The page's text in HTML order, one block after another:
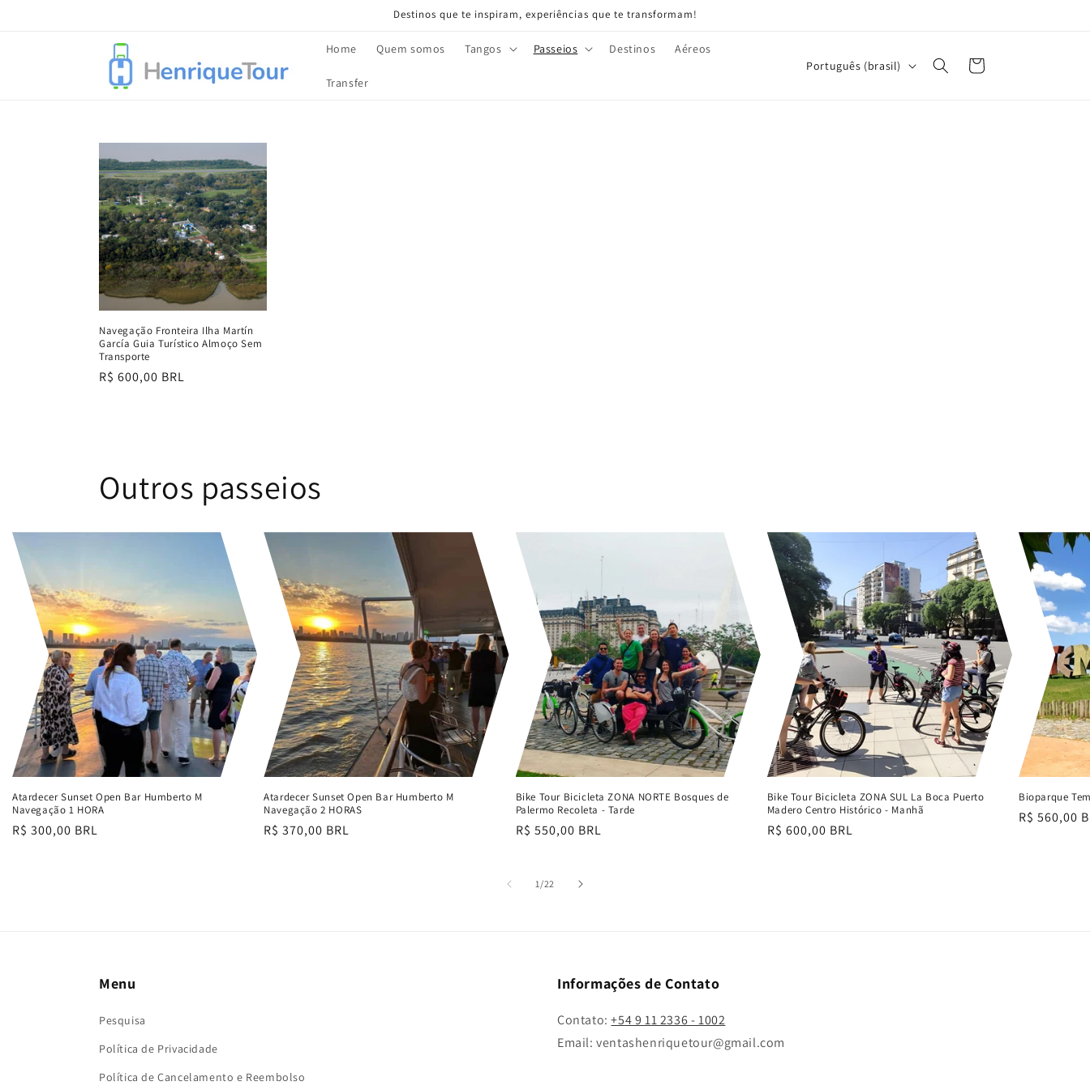
Destinos que te inspiram, experiências que te transformam!
Home Quem somos Tangos Passeios Destinos Aéreos
Transfer
Português (brasil) Carrinho
Navegação Fronteira Ilha Martín
García Guia Turístico Almoço Sem
Transporte
Preço
R$ 600,00 BRL
Outros passeios
Atardecer Sunset Open Bar Humberto M
Navegação 1 HORA
Preço
R$ 300,00 BRL
Atardecer Sunset Open Bar Humberto M
Navegação 2 HORAS
Preço
R$ 370,00 BRL
Bike Tour Bicicleta ZONA NORTE Bosques de
Palermo Recoleta - Tarde
Preço
R$ 550,00 BRL
Bike Tour Bicicleta ZONA SUL La Boca Puerto
Madero Centro Histórico - Manhã
Preço
R$ 600,00 BRL
Bioparque
Preço
R$ 560,00
1/de
22
Menu
Pesquisa
Política de Privacidade
Política de Cancelamento e Reembolso
Informações de Contato
Contato:+54 9 11 2336 - 1002
Email: ventashenriquetour@gmail.com